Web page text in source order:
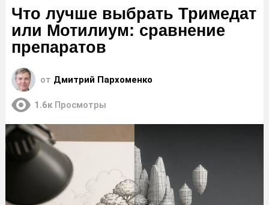
Что лучше выбрать Тримедат
или Мотилиум: сравнение
препаратов
от Дмитрий Пархоменко
1.6к Просмотры